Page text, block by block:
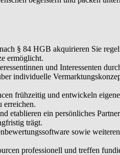
§ 84 HGB akquirieren Sie
ermöglicht.
und Interessenten
individuelle
frühzeitig und entwickeln
erreichen.
etablieren ein persönliches
trägt.
sowie
professionell und treffen